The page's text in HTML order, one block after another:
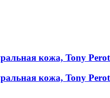
кожа, Tony
кожа, Tony